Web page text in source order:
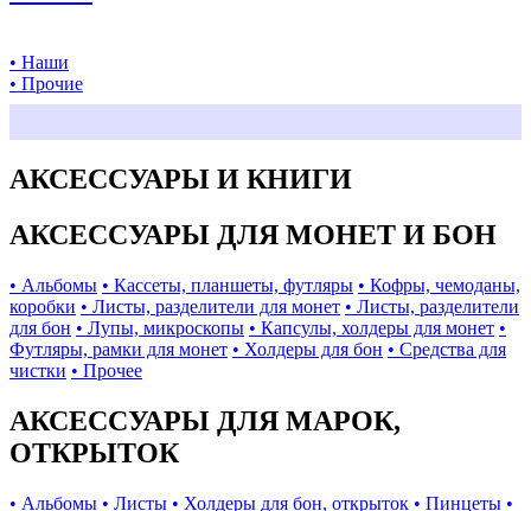
• Наши
• Прочие
АКСЕССУАРЫ И КНИГИ
АКСЕССУАРЫ ДЛЯ МОНЕТ И БОН
• Альбомы • Кассеты, планшеты, футляры • Кофры, чемоданы,
коробки • Листы, разделители для монет • Листы, разделители
для бон • Лупы, микроскопы • Капсулы, холдеры для монет •
Футляры, рамки для монет • Холдеры для бон • Средства для
чистки • Прочее
АКСЕССУАРЫ ДЛЯ МАРОК,
ОТКРЫТОК
• Альбомы • Листы • Холдеры для бон, открыток • Пинцеты •